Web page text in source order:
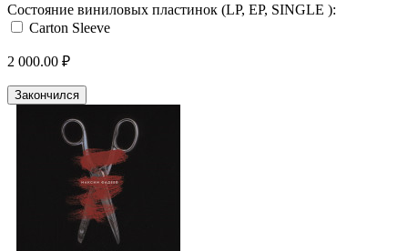
Состояние виниловых пластинок (LP, EP, SINGLE ):
Carton Sleeve
2 000.00 ₽
Закончился